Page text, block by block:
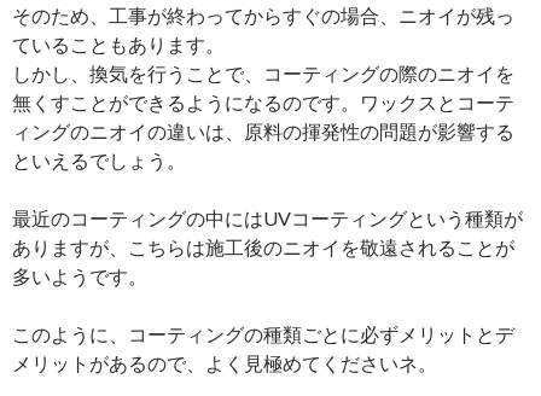
そのため、工事が終わってからすぐの場合、ニオイが残っ
ていることもあります。
しかし、換気を行うことで、コーティングの際のニオイを
無くすことができるようになるのです。ワックスとコーテ
ィングのニオイの違いは、原料の揮発性の問題が影響する
といえるでしょう。
最近のコーティングの中にはUVコーティングという種類が
ありますが、こちらは施工後のニオイを敬遠されることが
多いようです。
このように、コーティングの種類ごとに必ずメリットとデ
メリットがあるので、よく見極めてくださいネ。